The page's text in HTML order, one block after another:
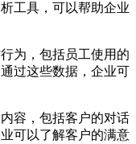
工具，可以帮助企业
为，包括员工使用的
过这些数据，企业可
容，包括客户的对话
可以了解客户的满意